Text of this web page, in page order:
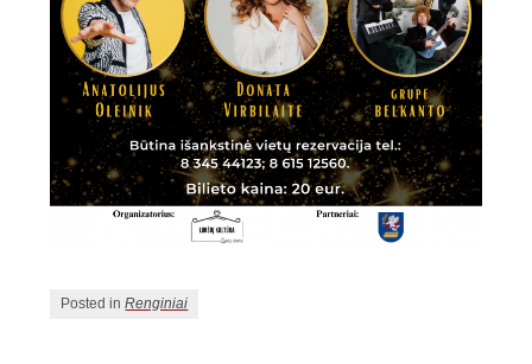
Posted inRenginiai